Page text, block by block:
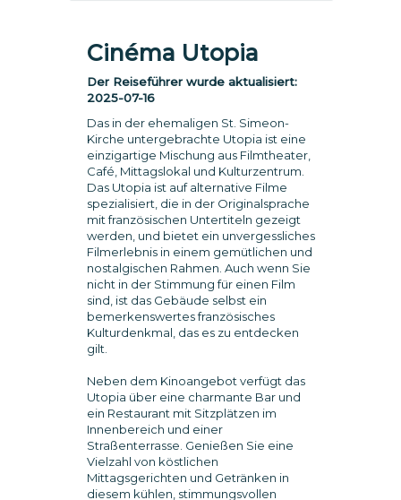
Cinéma Utopia
Der Reiseführer wurde aktualisiert:
2025-07-16
Das in der ehemaligen St. Simeon-
Kirche untergebrachte Utopia ist eine
einzigartige Mischung aus Filmtheater,
Café, Mittagslokal und Kulturzentrum.
Das Utopia ist auf alternative Filme
spezialisiert, die in der Originalsprache
mit französischen Untertiteln gezeigt
werden, und bietet ein unvergessliches
Filmerlebnis in einem gemütlichen und
nostalgischen Rahmen. Auch wenn Sie
nicht in der Stimmung für einen Film
sind, ist das Gebäude selbst ein
bemerkenswertes französisches
Kulturdenkmal, das es zu entdecken
gilt.
Neben dem Kinoangebot verfügt das
Utopia über eine charmante Bar und
ein Restaurant mit Sitzplätzen im
Innenbereich und einer
Straßenterrasse. Genießen Sie eine
Vielzahl von köstlichen
Mittagsgerichten und Getränken in
diesem kühlen, stimmungsvollen